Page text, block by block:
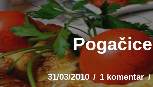
Pogačice
31/03/2010 1 komentar